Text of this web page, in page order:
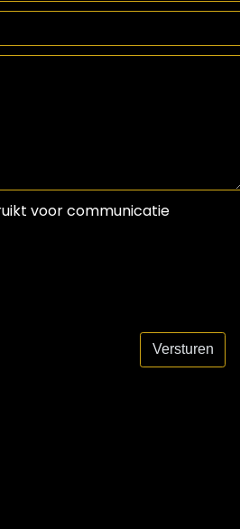
voor communicatie
Versturen